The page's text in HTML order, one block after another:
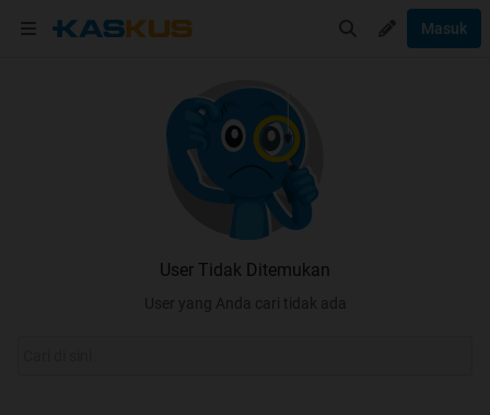
Masuk
User Tidak Ditemukan
User yang Anda cari tidak ada